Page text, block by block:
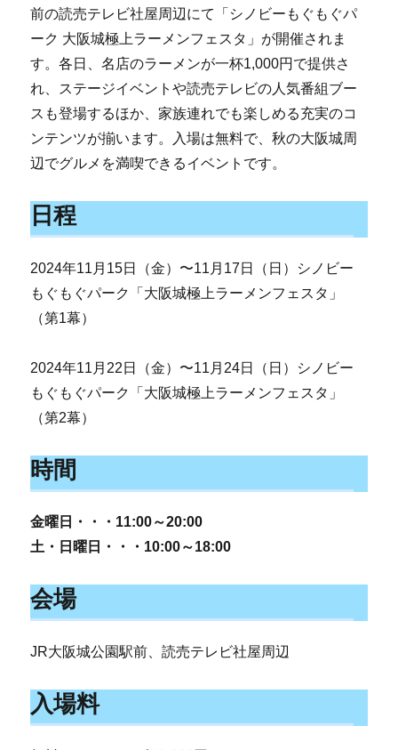
前の読売テレビ社屋周辺にて「シノビーもぐもぐパ
ーク 大阪城極上ラーメンフェスタ」が開催されま
す。各日、名店のラーメンが一杯1,000円で提供さ
れ、ステージイベントや読売テレビの人気番組ブー
スも登場するほか、家族連れでも楽しめる充実のコ
ンテンツが揃います。入場は無料で、秋の大阪城周
辺でグルメを満喫できるイベントです。
日程
2024年11月15日（金）〜11月17日（日）シノビー
もぐもぐパーク「大阪城極上ラーメンフェスタ」
（第1幕）
2024年11月22日（金）〜11月24日（日）シノビー
もぐもぐパーク「大阪城極上ラーメンフェスタ」
（第2幕）
時間
金曜日・・・11:00～20:00
土・日曜日・・・10:00～18:00
会場
JR大阪城公園駅前、読売テレビ社屋周辺
入場料